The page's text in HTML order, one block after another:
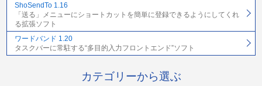
ShoSendTo 1.16
「送る」メニューにショートカットを簡単に登録できるようにしてくれ
る拡張ソフト
ワードバンド 1.20
タスクバーに常駐する“多目的入力フロントエンド”ソフト
カテゴリーから選ぶ